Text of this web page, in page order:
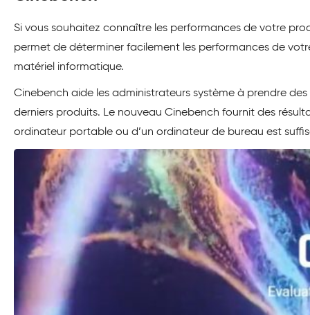
Si vous souhaitez connaître les performances de votre
permet de déterminer facilement les performances de
matériel informatique.
Cinebench aide les administrateurs système à prendre
derniers produits. Le nouveau Cinebench fournit des
ordinateur portable ou d’un ordinateur de bureau est